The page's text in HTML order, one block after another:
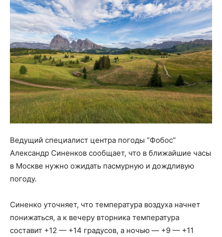
Ведущий специалист центра погоды “Фобос”
Александр Синенков сообщает, что в ближайшие часы
в Москве нужно ожидать пасмурную и дождливую
погоду.
Синенко уточняет, что температура воздуха начнет
понижаться, а к вечеру вторника температура
составит +12 — +14 градусов, а ночью — +9 — +11